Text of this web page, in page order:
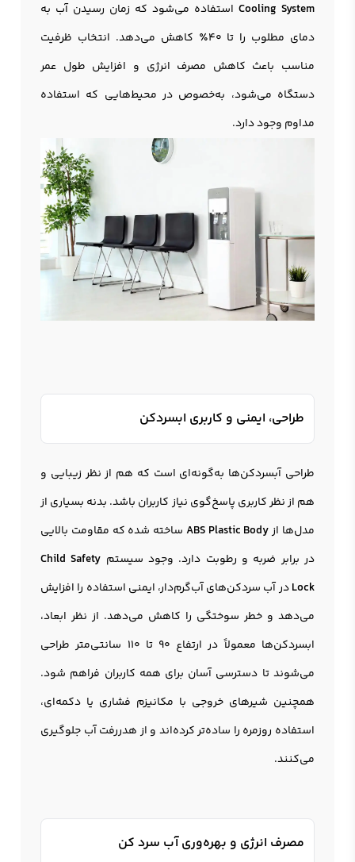
Cooling System استفاده می‌شود که زمان رسیدن آب به
دمای مطلوب را تا ۴۰٪ کاهش می‌دهد. انتخاب ظرفیت
مناسب باعث کاهش مصرف انرژی و افزایش طول عمر
دستگاه می‌شود، به‌خصوص در محیط‌هایی که استفاده
مداوم وجود دارد.
طراحی، ایمنی و کاربری ابسردکن
طراحی آبسردکن‌ها به‌گونه‌ای است که هم از نظر زیبایی و
هم از نظر کاربری پاسخ‌گوی نیاز کاربران باشد. بدنه بسیاری از
مدل‌ها ازABS Plastic Body ساخته شده که مقاومت بالایی
در برابر ضربه و رطوبت دارد. وجود سیستم Child Safety
Lockدر آب سردکن‌های آب‌گرم‌دار، ایمنی استفاده را افزایش
می‌دهد و خطر سوختگی را کاهش می‌دهد. از نظر ابعاد،
ابسردکن‌ها معمولاً در ارتفاع ۹۰ تا ۱۱۰ سانتی‌متر طراحی
می‌شوند تا دسترسی آسان برای همه کاربران فراهم شود.
همچنین شیرهای خروجی با مکانیزم فشاری یا دکمه‌ای،
استفاده روزمره را ساده‌تر کرده‌اند و از هدررفت آب جلوگیری
می‌کنند.
مصرف انرژی و بهره‌وری آب سرد کن